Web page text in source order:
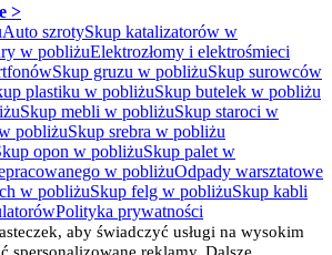
>
Auto szrotySkup katalizatorów w
w pobliżuElektrozłomy i elektrośmieci
Skup gruzu w pobliżuSkup surowców
plastiku w pobliżuSkup butelek w pobliżu
Skup mebli w pobliżuSkup staroci w
pobliżuSkup srebra w pobliżu
opon w pobliżuSkup palet w
w pobliżuOdpady warsztatowe
w pobliżuSkup felg w pobliżuSkup kabli
Polityka prywatności
aby świadczyć usługi na wysokim
spersonalizowane reklamy. Dalsze